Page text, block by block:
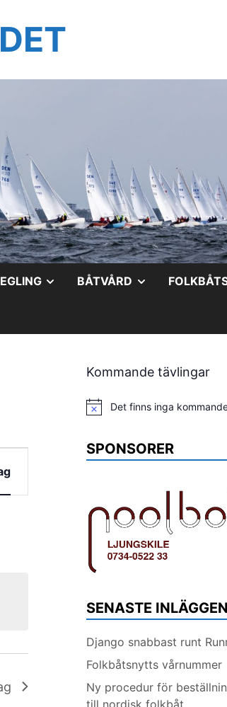
VISABÅTVÅRD VISA
Kommande tävlingar
Notis Det finns inga
SPONSORER
SENASTE INLÄGGEN
Django snabbast runt
Folkbåtsnytts vårnummer
Ny procedur för